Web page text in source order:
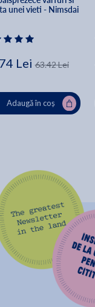
unei vieti - Nimsdai
Lei 63.42 Lei
Adaugă în coș